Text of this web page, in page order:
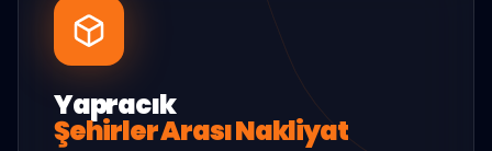
Yapracık
Şehirler Arası Nakliyat